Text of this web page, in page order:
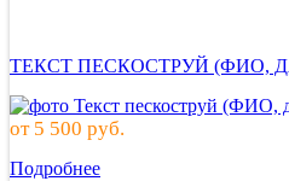
ТЕКСТ ПЕСКОСТРУЙ (ФИО,
от 5 500 руб.
Подробнее